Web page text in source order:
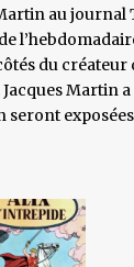
au
du
Martin
seront